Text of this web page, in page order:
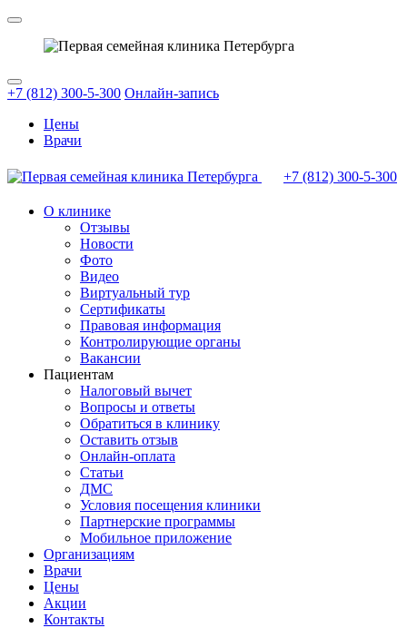
+7 (812) 300-5-300 Онлайн-запись
Цены
Врачи
+7 (812) 300-5-300
О клинике
Отзывы
Новости
Фото
Видео
Виртуальный тур
Сертификаты
Правовая информация
Контролирующие органы
Вакансии
Пациентам
Налоговый вычет
Вопросы и ответы
Обратиться в клинику
Оставить отзыв
Онлайн-оплата
Статьи
ДМС
Условия посещения клиники
Партнерские программы
Мобильное приложение
Организациям
Врачи
Цены
Акции
Контакты